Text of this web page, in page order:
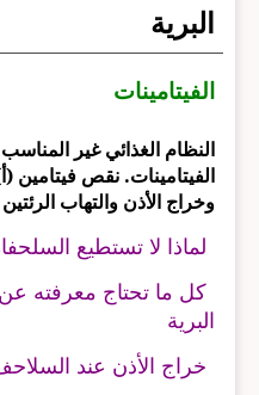
البرية
الفيتامينات
النظام الغذائي غير
الفيتامينات. نقص فيتامين
وخراج الأذن والتهاب
لماذا لا تستطيع
كل ما تحتاج معرفته
البرية
خراج الأذن عند السلاحف